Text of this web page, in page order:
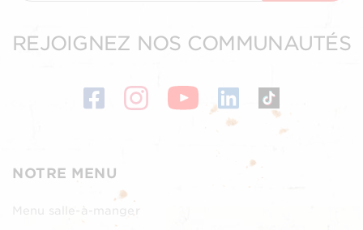
NOTRE MENU
Menu salle-à-manger
REJOIGNEZ NOS COMMUNAUTÉS